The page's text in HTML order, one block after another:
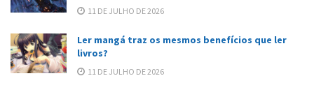
11 DE JULHO DE 2026
Ler mangá traz os mesmos benefícios que ler
livros?
11 DE JULHO DE 2026